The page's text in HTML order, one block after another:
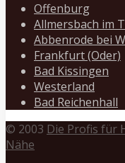
Offenburg
Allmersbach im
Abbenrode bei
Frankfurt (Oder)
Bad Kissingen
Westerland
Bad Reichenhall
© 2003 Die Profis für
Nähe